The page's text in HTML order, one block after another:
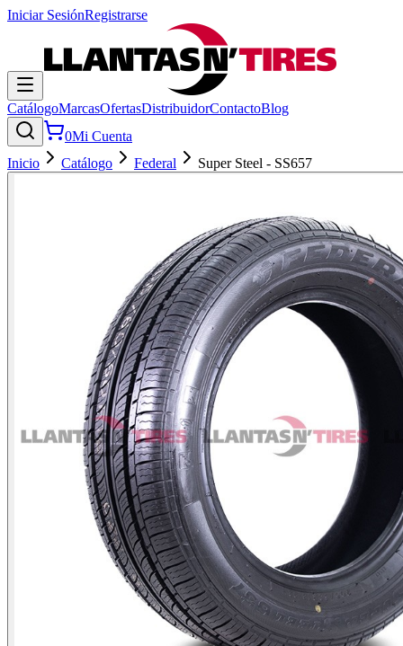
Iniciar SesiónRegistrarse
CatálogoMarcasOfertasDistribuidorContactoBlog
0Mi Cuenta
Inicio
Catálogo Federal Super Steel - SS657